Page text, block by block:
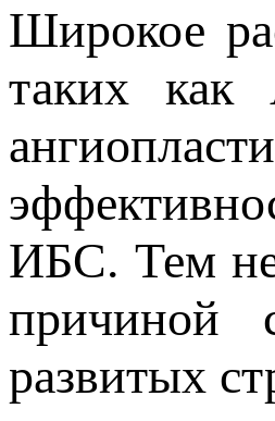
Широкое
таких как
ИБС. Тем не
причиной
развитых